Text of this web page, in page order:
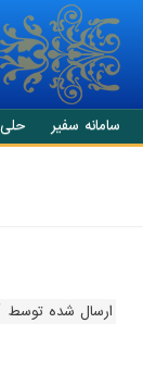
سامانه سفیر
ارسال شده توسط